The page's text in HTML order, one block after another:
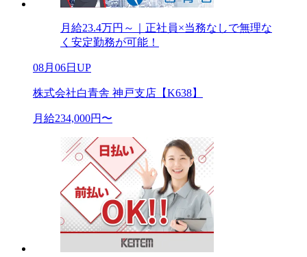
月給23.4万円～｜正社員×当務なしで無理な
く安定勤務が可能！
08月06日UP
株式会社白青舎 神戸支店【K638】
月給234,000円〜